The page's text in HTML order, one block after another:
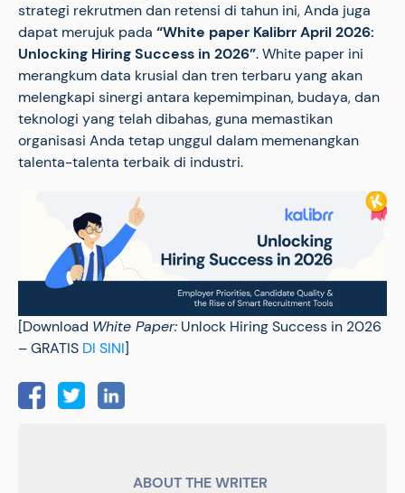
strategi rekrutmen dan retensi di tahun ini, Anda juga
dapat merujuk pada “White paper Kalibrr April 2026:
Unlocking Hiring Success in 2026”. White paper ini
merangkum data krusial dan tren terbaru yang akan
melengkapi sinergi antara kepemimpinan, budaya, dan
teknologi yang telah dibahas, guna memastikan
organisasi Anda tetap unggul dalam memenangkan
talenta-talenta terbaik di industri.
[Download White Paper: Unlock Hiring Success in 2026
– GRATIS DI SINI]
ABOUT THE WRITER